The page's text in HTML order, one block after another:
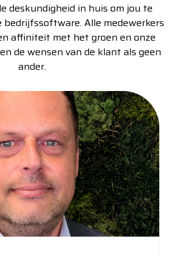
deskundigheid in huis om jou te
bedrijfssoftware. Alle medewerkers
affiniteit met het groen en onze
de wensen van de klant als geen
ander.